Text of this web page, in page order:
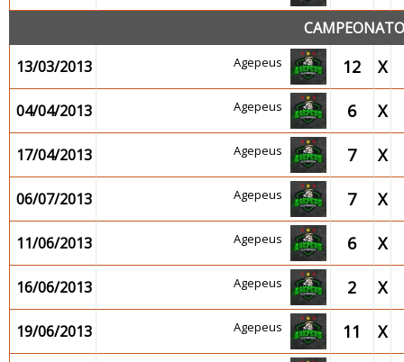
13/03/2013
Agepeus 12 X
04/04/2013 Agepeus 6 X
17/04/2013 Agepeus 7 X
06/07/2013 Agepeus 7 X
11/06/2013 Agepeus 6 X
16/06/2013 Agepeus 2 X
19/06/2013 Agepeus 11 X